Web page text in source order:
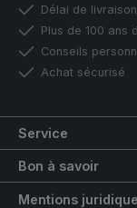
Délai de
Plus de 100 ans
Conseils
Achat sécurisé
Service
Bon à savoir
Mentions